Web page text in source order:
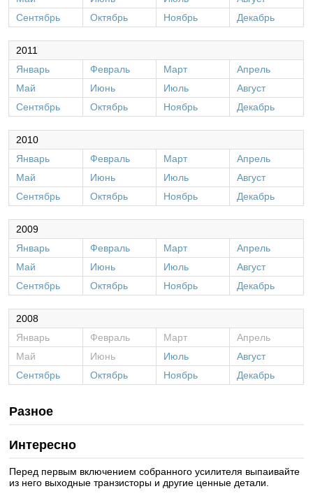
Сентябрь
Октябрь Ноябрь Декабрь
2011
Январь
Февраль Март
Апрель
Май
Июнь Июль
Август
Сентябрь
Октябрь Ноябрь Декабрь
2010
Январь
Февраль Март
Апрель
Май
Июнь Июль
Август
Сентябрь
Октябрь Ноябрь Декабрь
2009
Январь
Февраль Март
Апрель
Май
Июнь Июль
Август
Сентябрь
Октябрь Ноябрь Декабрь
2008
Январь
Февраль Март
Апрель
Май
Июнь Июль
Август
Сентябрь
Октябрь Ноябрь Декабрь
Разное
Интересно
Перед первым включением собранного усилителя выпаивайте
из него выходные транзисторы и другие ценные детали.